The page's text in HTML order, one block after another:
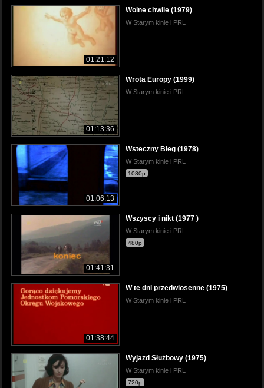
01:21:12
Wolne chwile (1979)
W Starym kinie i PRL
01:13:36
Wrota Europy (1999)
W Starym kinie i PRL
01:06:13
Wsteczny Bieg (1978)
W Starym kinie i PRL
1080p
01:41:31
Wszyscy i nikt (1977 )
W Starym kinie i PRL
480p
01:38:44
W te dni przedwiosenne (1975)
W Starym kinie i PRL
Wyjazd Służbowy (1975)
W Starym kinie i PRL
720p